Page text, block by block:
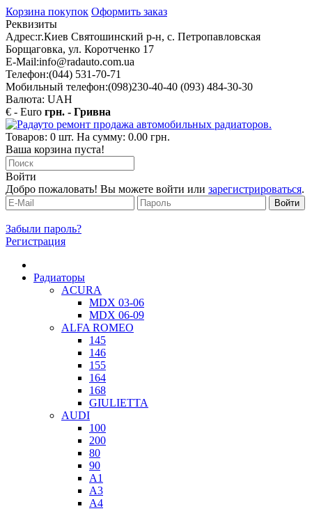
Корзина покупок Оформить заказ
Реквизиты
Адрес:г.Киев Святошинский р-н, с. Петропавловская
Борщаговка, ул. Коротченко 17
E-Mail:info@radauto.com.ua
Телефон:(044) 531-70-71
Мобильный телефон:(098)230-40-40 (093) 484-30-30
Валюта: UAH
€ - Euro грн. - Гривна
Товаров: 0 шт. На сумму: 0.00 грн.
Ваша корзина пуста!
Войти
Добро пожаловать! Вы можете войти или зарегистрироваться.
Забыли пароль?
Регистрация
Радиаторы
ACURA
MDX 03-06
MDX 06-09
ALFA ROMEO
145
146
155
164
168
GIULIETTA
AUDI
100
200
80
90
A1
A3
A4